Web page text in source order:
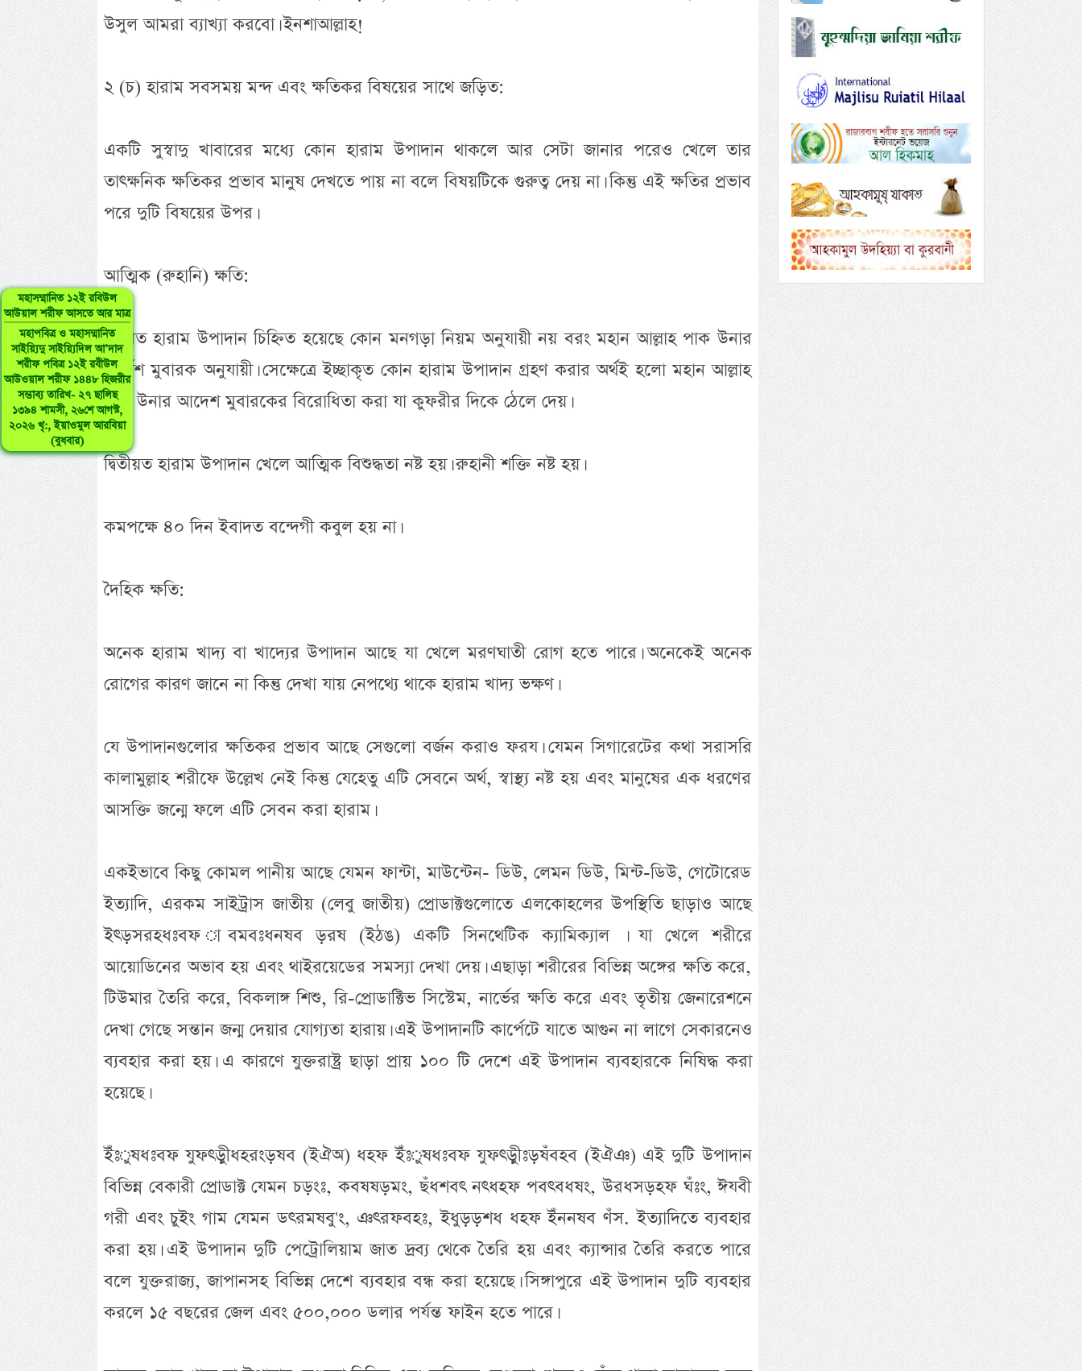
মহাসম্মানিত ১২ই রবিউল
আউয়াল শরীফ আসতে আর মাত্র
মহাপবিত্র ও মহাসম্মানিত
সাইয়্যিদু সাইয়্যিদিল আ’দাদ
শরীফ পবিত্র ১২ই রবীউল
আউওয়াল শরীফ ১৪৪৮ হিজরীর
সম্ভাব্য তারিখ- ২৭ ছালিছ
১৩৯৪ শামসী, ২৬শে আগস্ট,
২০২৬ খৃ:, ইয়াওমুল আরবিয়া
(বুধবার)
উসুল আমরা ব্যাখ্যা করবো। ইনশাআল্লাহ!
২ (চ) হারাম সবসময় মন্দ এবং ক্ষতিকর বিষয়ের সাথে জড়িত:
একটি সুস্বাদু খাবারের মধ্যে কোন হারাম উপাদান থাকলে আর সেটা জানার পরেও খেলে তার
তাৎক্ষনিক ক্ষতিকর প্রভাব মানুষ দেখতে পায় না বলে বিষয়টিকে গুরুত্ব দেয় না। কিন্তু এই ক্ষতির প্রভাব
পরে দুটি বিষয়ের উপর।
আত্মিক (রুহানি) ক্ষতি:
প্রথমত হারাম উপাদান চিহ্নিত হয়েছে কোন মনগড়া নিয়ম অনুযায়ী নয় বরং মহান আল্লাহ পাক উনার
নির্দেশ মুবারক অনুযায়ী। সেক্ষেত্রে ইচ্ছাকৃত কোন হারাম উপাদান গ্রহণ করার অর্থই হলো মহান আল্লাহ
পাক উনার আদেশ মুবারকের বিরোধিতা করা যা কুফরীর দিকে ঠেলে দেয়।
দ্বিতীয়ত হারাম উপাদান খেলে আত্মিক বিশুদ্ধতা নষ্ট হয়। রুহানী শক্তি নষ্ট হয়।
কমপক্ষে ৪০ দিন ইবাদত বন্দেগী কবুল হয় না।
দৈহিক ক্ষতি:
অনেক হারাম খাদ্য বা খাদ্যের উপাদান আছে যা খেলে মরণঘাতী রোগ হতে পারে। অনেকেই অনেক
রোগের কারণ জানে না কিন্তু দেখা যায় নেপথ্যে থাকে হারাম খাদ্য ভক্ষণ।
যে উপাদানগুলোর ক্ষতিকর প্রভাব আছে সেগুলো বর্জন করাও ফরয। যেমন সিগারেটের কথা সরাসরি
কালামুল্লাহ শরীফে উল্লেখ নেই কিন্তু যেহেতু এটি সেবনে অর্থ, স্বাস্থ্য নষ্ট হয় এবং মানুষের এক ধরণের
আসক্তি জন্মে ফলে এটি সেবন করা হারাম।
একইভাবে কিছু কোমল পানীয় আছে যেমন ফান্টা, মাউন্টেন- ডিউ, লেমন ডিউ, মিন্ট-ডিউ, গেটোরেড
ইত্যাদি, এরকম সাইট্রাস জাতীয় (লেবু জাতীয়) প্রোডাক্টগুলোতে এলকোহলের উপস্থিতি ছাড়াও আছে
ইৎড়সরহধঃবফ াবমবঃধনষব ড়রষ (ইঠঙ) একটি সিনথেটিক ক্যামিক্যাল । যা খেলে শরীরে
আয়োডিনের অভাব হয় এবং থাইরয়েডের সমস্যা দেখা দেয়। এছাড়া শরীরের বিভিন্ন অঙ্গের ক্ষতি করে,
টিউমার তৈরি করে, বিকলাঙ্গ শিশু, রি-প্রোডাক্টিভ সিস্টেম, নার্ভের ক্ষতি করে এবং তৃতীয় জেনারেশনে
দেখা গেছে সন্তান জন্ম দেয়ার যোগ্যতা হারায়। এই উপাদানটি কার্পেটে যাতে আগুন না লাগে সেকারনেও
ব্যবহার করা হয়। এ কারণে যুক্তরাষ্ট্র ছাড়া প্রায় ১০০ টি দেশে এই উপাদান ব্যবহারকে নিষিদ্ধ করা
হয়েছে।
ইঁঃুষধঃবফ যুফৎড়ীুধহরংড়ষব (ইঐঅ) ধহফ ইঁঃুষধঃবফ যুফৎড়ীুঃড়ষঁবহব (ইঐঞ) এই দুটি উপাদান
বিভিন্ন বেকারী প্রোডাক্ট যেমন চড়ংঃ, কবষষড়মং, ছঁধশবৎ নৎধহফ পবৎবধষং, উরধসড়হফ ঘঁঃং, ঈযবী
গরী এবং চুইং গাম যেমন ডৎরমষবু'ং, ঞৎরফবহঃ, ইধুড়ড়শধ ধহফ ইঁননষব ণঁস. ইত্যাদিতে ব্যবহার
করা হয়। এই উপাদান দুটি পেট্রোলিয়াম জাত দ্রব্য থেকে তৈরি হয় এবং ক্যান্সার তৈরি করতে পারে
বলে যুক্তরাজ্য, জাপানসহ বিভিন্ন দেশে ব্যবহার বন্ধ করা হয়েছে। সিঙ্গাপুরে এই উপাদান দুটি ব্যবহার
করলে ১৫ বছরের জেল এবং ৫০০,০০০ ডলার পর্যন্ত ফাইন হতে পারে।